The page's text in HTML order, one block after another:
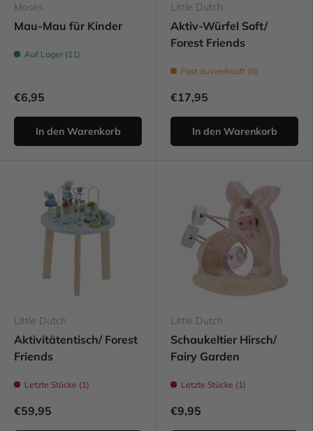
Moses
Mau-Mau für Kinder
Auf Lager (11)
€6,95
In den Warenkorb
Little Dutch
Aktiv-Würfel Soft/
Forest Friends
Fast ausverkauft (6)
€17,95
In den Warenkorb
Little Dutch
Aktivitätentisch/ Forest
Friends
Letzte Stücke (1)
€59,95
Little Dutch
Schaukeltier Hirsch/
Fairy Garden
Letzte Stücke (1)
€9,95